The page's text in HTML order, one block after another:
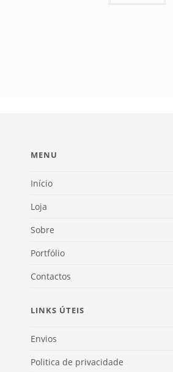
MENU
Início
Loja
Sobre
Portfólio
Contactos
LINKS ÚTEIS
Envios
Politica de privacidade